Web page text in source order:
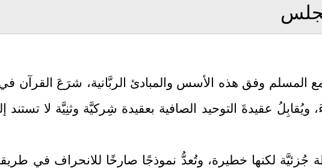
المسلم وفق هذه الأسس والمبادئ الربَّانية، شرَعَ القرآن
ويُقابِلُ عقيدةَ التوحيد الصافية بعقيدة شِركيَّة وثنِيَّة لا
جُزئيَّة لكنها خطيرة، وتُعدُّ نموذجًا صارخًا للانحراف في